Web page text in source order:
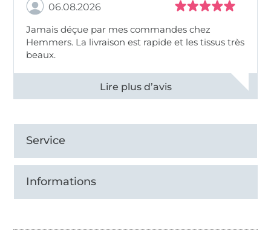
06.08.2026
Jamais déçue par mes commandes chez
Hemmers. La livraison est rapide et les tissus très
beaux.
Voir tous les 11496 commentaires
Service
Informations